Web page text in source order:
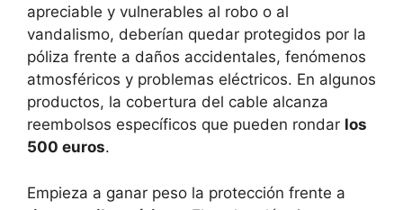
apreciable y vulnerables al robo o al
vandalismo, deberían quedar protegidos por la
póliza frente a daños accidentales, fenómenos
atmosféricos y problemas eléctricos. En algunos
productos, la cobertura del cable alcanza
reembolsos específicos que pueden rondar los
500 euros.
Empieza a ganar peso la protección frente a